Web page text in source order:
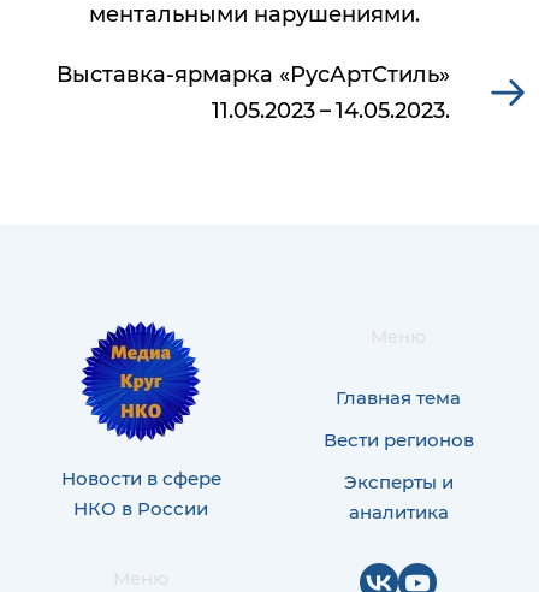
ментальными нарушениями.
Выставка-ярмарка «РусАртСтиль»
11.05.2023 – 14.05.2023.
Новости в сфере
НКО в России
Меню
Главная тема
Вести регионов
Эксперты и
аналитика
Меню